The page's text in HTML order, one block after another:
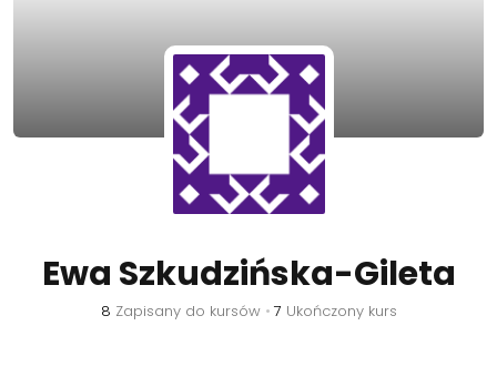
Ewa Szkudzińska-Gileta
8 Zapisany do kursów • 7 Ukończony kurs